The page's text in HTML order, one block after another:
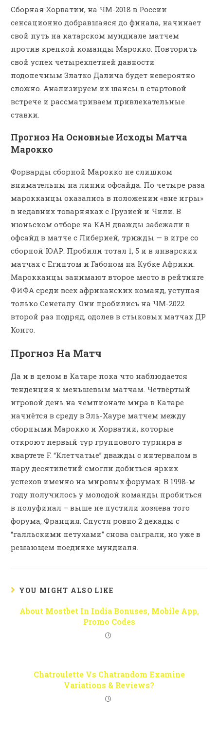
Сборная Хорватии, на ЧМ-2018 в России
сенсационно добравшаяся до финала, начинает
свой путь на катарском мундиале матчем
против крепкой команды Марокко. Повторить
свой успех четырехлетней давности
подопечным Златко Далича будет невероятно
сложно. Анализируем их шансы в стартовой
встрече и рассматриваем привлекательные
ставки.
Прогноз На Основные Исходы Матча
Марокко
Форварды сборной Марокко не слишком
внимательны на линии офсайда. По четыре раза
марокканцы оказались в положении «вне игры»
в недавних товарняках с Грузией и Чили. В
июньском отборе на КАН дважды забежали в
офсайд в матче с Либерией, трижды — в игре со
сборной ЮАР. Пробили тотал 1, 5 и в январских
матчах с Египтом и Габоном на Кубке Африки.
Марокканцы занимают второе место в рейтинге
ФИФА среди всех африканских команд, уступая
только Сенегалу. Они пробились на ЧМ-2022
второй раз подряд, одолев в стыковых матчах ДР
Конго.
Прогноз На Матч
Да и в целом в Катаре пока что наблюдается
тенденция к меньшевым матчам. Четвёртый
игровой день на чемпионате мира в Катаре
начнётся в среду в Эль-Хауре матчем между
сборными Марокко и Хорватии, которые
откроют первый тур группового турнира в
квартете F. “Клетчатые” дважды с интервалом в
пару десятилетий смогли добиться ярких
успехов именно на мировых форумах. В 1998-м
году получилось у молодой команды пробиться
в полуфинал – выше не пустили хозяева того
форума, Франция. Спустя ровно 2 декады с
“галльскими петухами” снова сыграли, но уже в
решающем поединке мундиаля.
YOU MIGHT ALSO LIKE
About Mostbet In India Bonuses, Mobile App,
Promo Codes
Chatroulette Vs Chatrandom Examine
Variations & Reviews?